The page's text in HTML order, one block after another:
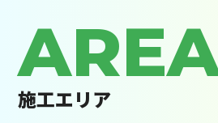
施工エリア